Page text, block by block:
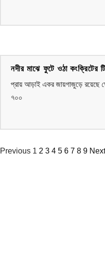
নদীর মাঝে ফুটে ওঠা কংক্রিটের
প্রায় আড়াই একর জায়গাজুড়ে রয়েছে
৭০০
Previous 1 2 3 4 5 6 7 8 9 Next